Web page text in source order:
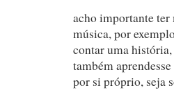
acho importante ter
música, por
contar uma
também
por si próprio, seja